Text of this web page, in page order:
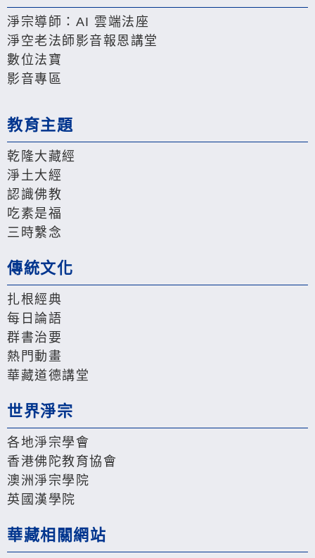
淨宗導師：AI 雲端法座
淨空老法師影音報恩講堂
數位法寶
影音專區
教育主題
乾隆大藏經
淨土大經
認識佛教
吃素是福
三時繫念
傳統文化
扎根經典
每日論語
群書治要
熱門動畫
華藏道德講堂
世界淨宗
各地淨宗學會
香港佛陀教育協會
澳洲淨宗學院
英國漢學院
華藏相關網站